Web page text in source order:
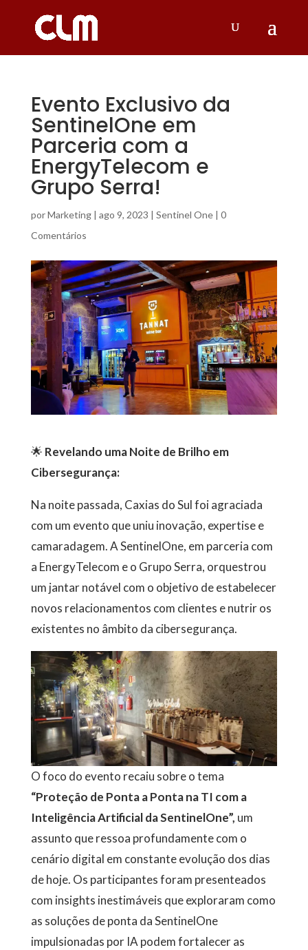
Evento Exclusivo da
SentinelOne em
Parceria com a
EnergyTelecom e
Grupo Serra!
porMarketing| ago 9, 2023 | Sentinel One| 0
Comentários
🌟 Revelando uma Noite de Brilho em
Cibersegurança:
Na noite passada, Caxias do Sul foi agraciada
com um evento que uniu inovação, expertise e
camaradagem. A SentinelOne, em parceria com
a EnergyTelecom e o Grupo Serra, orquestrou
um jantar notável com o objetivo de estabelecer
novos relacionamentos com clientes e nutrir os
existentes no âmbito da cibersegurança.
O foco do evento recaiu sobre o tema
“Proteção de Ponta a Ponta na TI com a
Inteligência Artificial da SentinelOne”, um
assunto que ressoa profundamente com o
cenário digital em constante evolução dos dias
de hoje. Os participantes foram presenteados
com insights inestimáveis que exploraram como
as soluções de ponta da SentinelOne
impulsionadas por IA podem fortalecer as